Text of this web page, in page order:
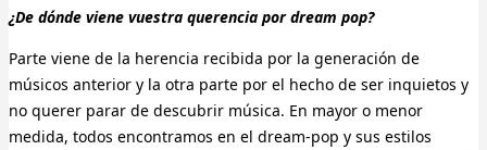
¿De dónde viene vuestra querencia por dream pop?
Parte viene de la herencia recibida por la generación de
músicos anterior y la otra parte por el hecho de ser inquietos y
no querer parar de descubrir música. En mayor o menor
medida, todos encontramos en el dream-pop y sus estilos